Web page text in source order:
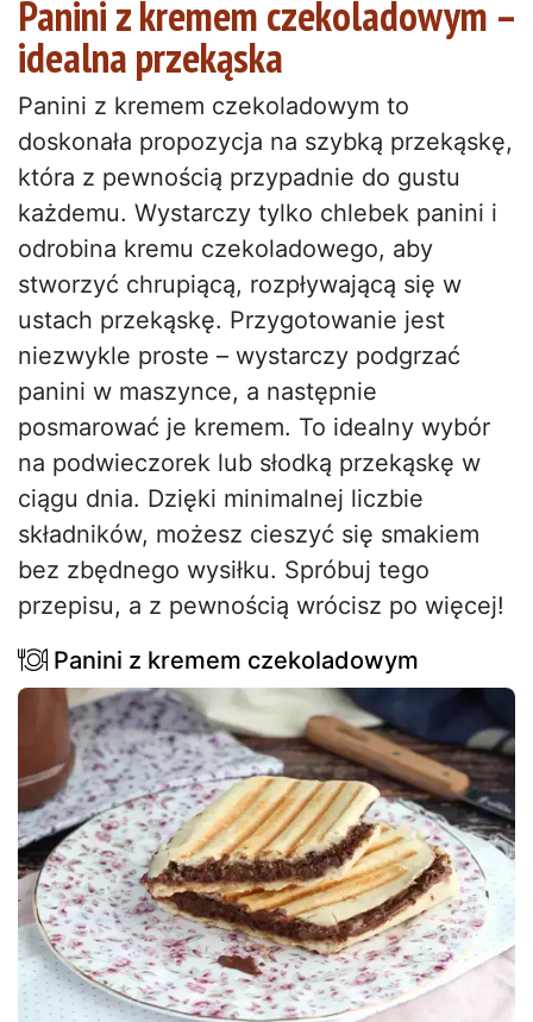
Panini z kremem czekoladowym –
idealna przekąska
Panini z kremem czekoladowym to
doskonała propozycja na szybką przekąskę,
która z pewnością przypadnie do gustu
każdemu. Wystarczy tylko chlebek panini i
odrobina kremu czekoladowego, aby
stworzyć chrupiącą, rozpływającą się w
ustach przekąskę. Przygotowanie jest
niezwykle proste – wystarczy podgrzać
panini w maszynce, a następnie
posmarować je kremem. To idealny wybór
na podwieczorek lub słodką przekąskę w
ciągu dnia. Dzięki minimalnej liczbie
składników, możesz cieszyć się smakiem
bez zbędnego wysiłku. Spróbuj tego
przepisu, a z pewnością wrócisz po więcej!
Panini z kremem czekoladowym